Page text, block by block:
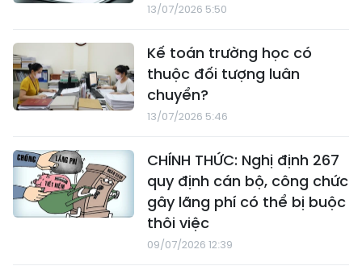
13/07/2026 5:50
Kế toán trường học có
thuộc đối tượng luân
chuyển?
13/07/2026 5:46
CHÍNH THỨC: Nghị định 267
quy định cán bộ, công chức
gây lãng phí có thể bị buộc
thôi việc
09/07/2026 12:39